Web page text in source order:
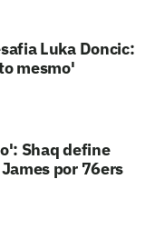
Luka Doncic:
mesmo'
Shaq define
por 76ers